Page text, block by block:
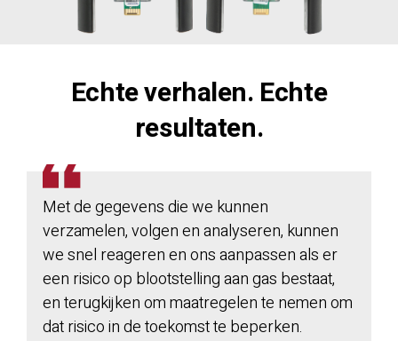
Echte verhalen. Echte
resultaten.
Met de gegevens die we kunnen
verzamelen, volgen en analyseren, kunnen
we snel reageren en ons aanpassen als er
een risico op blootstelling aan gas bestaat,
en terugkijken om maatregelen te nemen om
dat risico in de toekomst te beperken.